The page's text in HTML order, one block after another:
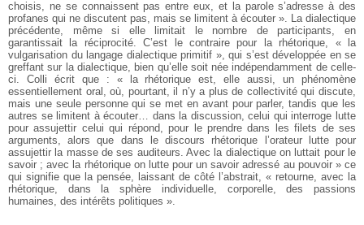
choisis, ne se connaissent pas entre eux, et la parole s’adresse à des
profanes qui ne discutent pas, mais se limitent à écouter ». La dialectique
précédente, même si elle limitait le nombre de participants, en
garantissait la réciprocité. C’est le contraire pour la rhétorique, « la
vulgarisation du langage dialectique primitif », qui s’est développée en se
greffant sur la dialectique, bien qu’elle soit née indépendamment de celle-
ci. Colli écrit que : « la rhétorique est, elle aussi, un phénomène
essentiellement oral, où, pourtant, il n’y a plus de collectivité qui discute,
mais une seule personne qui se met en avant pour parler, tandis que les
autres se limitent à écouter… dans la discussion, celui qui interroge lutte
pour assujettir celui qui répond, pour le prendre dans les filets de ses
arguments, alors que dans le discours rhétorique l’orateur lutte pour
assujettir la masse de ses auditeurs. Avec la dialectique on luttait pour le
savoir ; avec la rhétorique on lutte pour un savoir adressé au pouvoir » ce
qui signifie que la pensée, laissant de côté l’abstrait, « retourne, avec la
rhétorique, dans la sphère individuelle, corporelle, des passions
humaines, des intérêts politiques ».